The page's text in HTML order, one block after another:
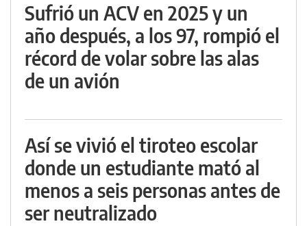
Sufrió un ACV en 2025 y un
año después, a los 97, rompió el
récord de volar sobre las alas
de un avión
Así se vivió el tiroteo escolar
donde un estudiante mató al
menos a seis personas antes de
ser neutralizado